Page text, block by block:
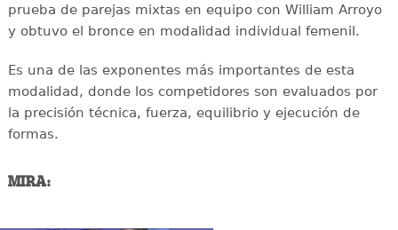
prueba de parejas mixtas en equipo con William Arroyo
y obtuvo el bronce en modalidad individual femenil.
Es una de las exponentes más importantes de esta
modalidad, donde los competidores son evaluados por
la precisión técnica, fuerza, equilibrio y ejecución de
formas.
MIRA: